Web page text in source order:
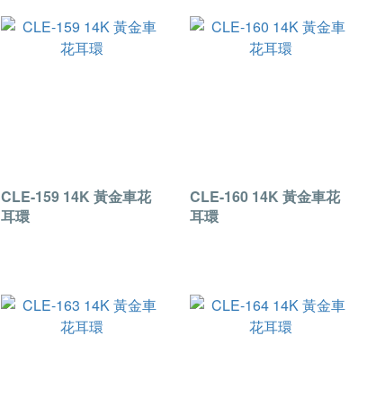
CLE-159 14K 黃金車花
耳環
CLE-160 14K 黃金車花
耳環